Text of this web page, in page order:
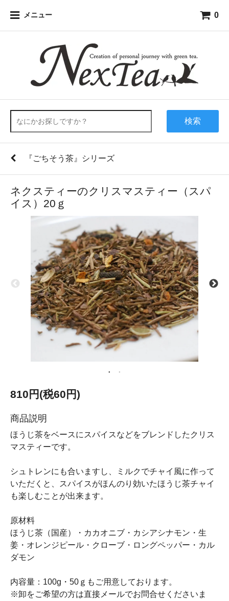
メニュー 0
検索
『ごちそう茶』シリーズ
ネクスティーのクリスマスティー（スパ
イス）20ｇ
810円(税60円)
商品説明
ほうじ茶をベースにスパイスなどをブレンドしたクリス
マスティーです。
シュトレンにも合いますし、ミルクでチャイ風に作って
いただくと、スパイスがほんのり効いたほうじ茶チャイ
も楽しむことが出来ます。
原材料
ほうじ茶（国産）・カカオニブ・カシアシナモン・生
姜・オレンジピール・クローブ・ロングペッパー・カル
ダモン
内容量：100g・50ｇもご用意しております。
※卸をご希望の方は直接メールでお問合せくださいま